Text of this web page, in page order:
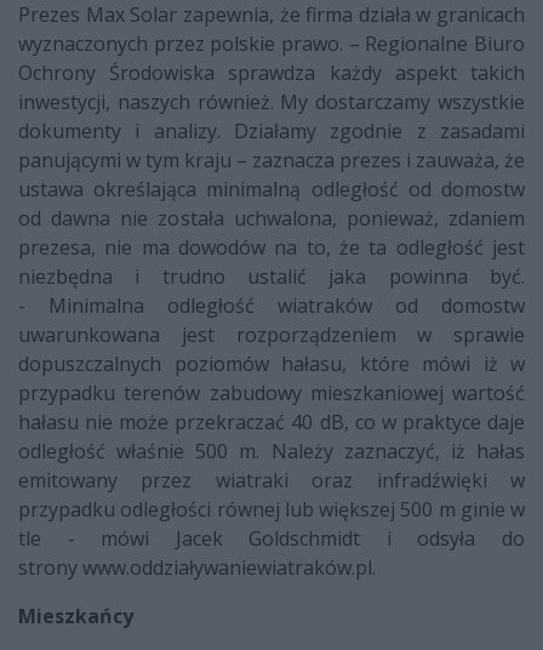
Prezes Max Solar zapewnia, że firma działa w granicach
wyznaczonych przez polskie prawo. – Regionalne Biuro
Ochrony Środowiska sprawdza każdy aspekt takich
inwestycji, naszych również. My dostarczamy wszystkie
dokumenty i analizy. Działamy zgodnie z zasadami
panującymi w tym kraju – zaznacza prezes i zauważa, że
ustawa określająca minimalną odległość od domostw
od dawna nie została uchwalona, ponieważ, zdaniem
prezesa, nie ma dowodów na to, że ta odległość jest
niezbędna i trudno ustalić jaka powinna być.
- Minimalna odległość wiatraków od domostw
uwarunkowana jest rozporządzeniem w sprawie
dopuszczalnych poziomów hałasu, które mówi iż w
przypadku terenów zabudowy mieszkaniowej wartość
hałasu nie może przekraczać 40 dB, co w praktyce daje
odległość właśnie 500 m. Należy zaznaczyć, iż hałas
emitowany przez wiatraki oraz infradźwięki w
przypadku odległości równej lub większej 500 m ginie w
tle - mówi Jacek Goldschmidt i odsyła do
strony www.oddziaływaniewiatraków.pl.
Mieszkańcy